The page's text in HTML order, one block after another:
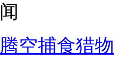
空捕食猎物